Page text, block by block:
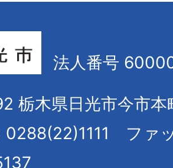
法人番号
栃木県日光市今市本
0288(22)1111
ファ